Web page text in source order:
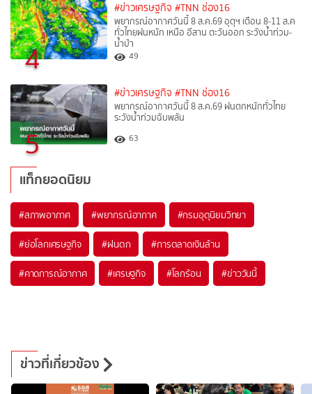
4
#ข่าวเศรษฐกิจ #TNN ช่อง16
พยากรณ์อากาศวันนี้ 8 ส.ค.69 อุตุฯ เตือน 8-11 ส.ค
ทั่วไทยฝนหนัก เหนือ อีสาน ตะวันออก ระวังน้ำท่วม-
น้ำป่า
49
5
#ข่าวเศรษฐกิจ #TNN ช่อง16
พยากรณ์อากาศวันนี้ 8 ส.ค.69 ฝนตกหนักทั่วไทย
ระวังน้ำท่วมฉับพลัน
63
แท็กยอดนิยม
#สภาพอากาศ #พยากรณ์อากาศ #กรมอุตุนิยมวิทยา
#ย่อโลกเศรษฐกิจ #ฝนตก #การตลาดเงินล้าน
#คาดการณ์อากาศ #เศรษฐกิจ #โลกร้อน #ข่าววันนี้
ข่าวที่เกี่ยวข้อง